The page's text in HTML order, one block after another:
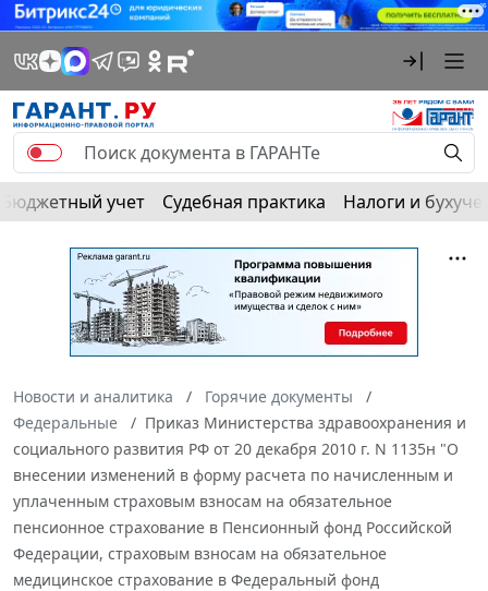
Бюджетный учет Судебная практика Налоги и
Новости и аналитика
Горячие документы
Федеральные
Приказ Министерства здравоохранения и
социального развития РФ от 20 декабря 2010 г. N 1135н "О
внесении изменений в форму расчета по начисленным и
уплаченным страховым взносам на обязательное
пенсионное страхование в Пенсионный фонд Российской
Федерации, страховым взносам на обязательное
медицинское страхование в Федеральный фонд